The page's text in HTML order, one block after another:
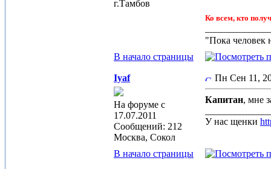
г.Тамбов
Ко всем, кто
"Пока человек
В начало страницы
Iyaf
На форуме с
17.07.2011
Сообщений: 212
Москва, Сокол
Пн Сен 11,
Капитан, мне
У нас щенки
В начало страницы